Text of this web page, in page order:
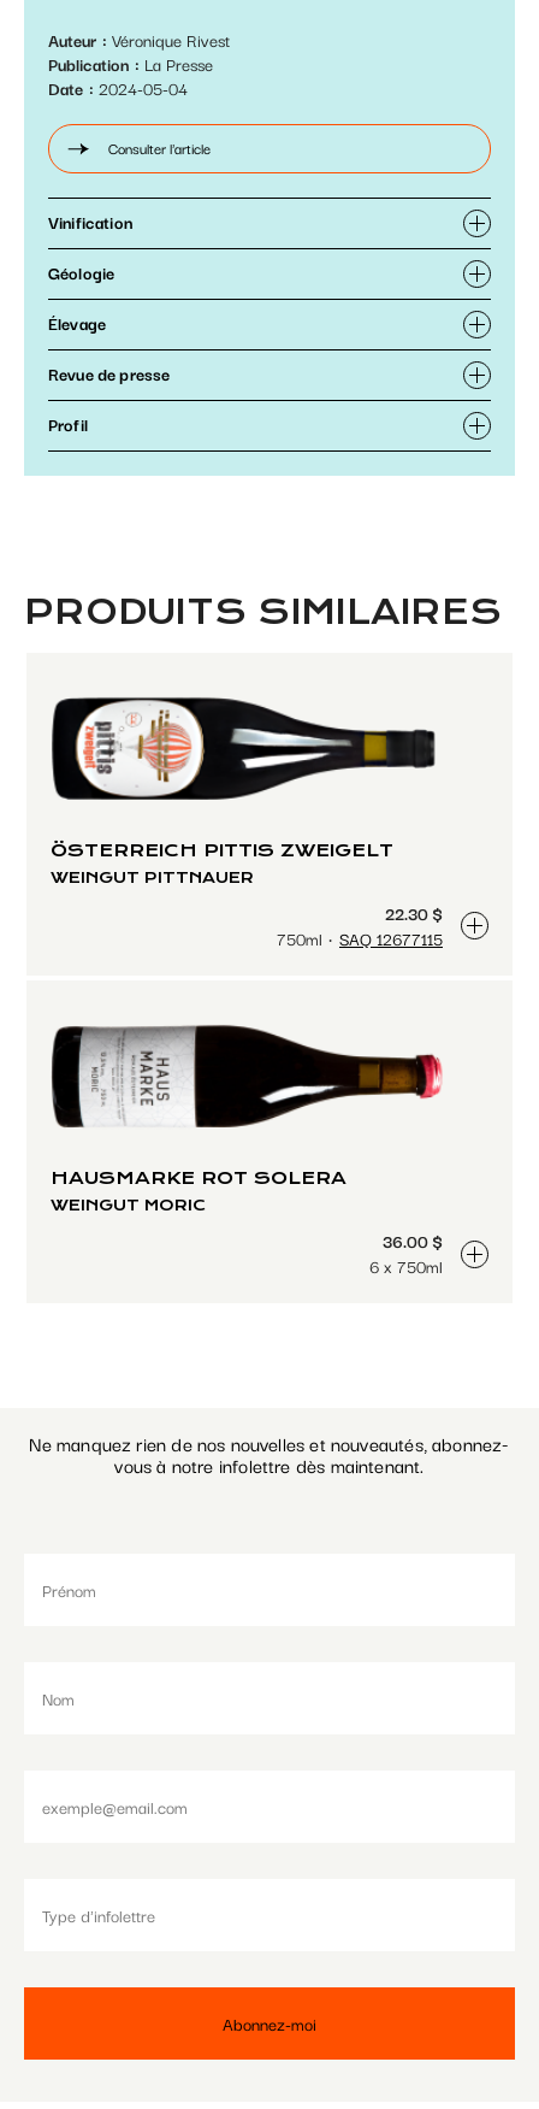
Auteur Véronique Rivest
Publication
La Presse
Date 2024-05-04
Consulter l'article
Vinification
Géologie
Élevage
Revue de presse
Profil
PRODUITS SIMILAIRES
ÖSTERREICH PITTIS ZWEIGELT
WEINGUT PITTNAUER
22.30 $
750ml
SAQ 12677115
HAUSMARKE ROT SOLERA
WEINGUT MORIC
36.00 $
6 x 750ml
Ne manquez rien de nos nouvelles et nouveautés, abonnez-
vous à notre infolettre dès maintenant.